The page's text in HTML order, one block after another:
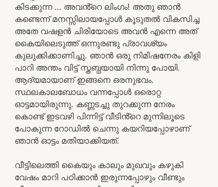
കിടക്കുന്ന … അവൻ്റെ ലിംഗം! അതു ഞാൻ
കണ്ടെന്ന് മനസ്സിലായപ്പോൾ കൂടുതൽ വികസിച്ച
അതേ വഷളൻ ചിരിയോടെ അവൻ എന്നെ അത്
കൈയിലെടുത്ത് ഒന്നുരണ്ടു പ്രാവശ്യം
കുലുക്കിക്കാണിച്ചു. ഞാൻ ഒരു നിമിഷനേരം കിളി
പാറി അന്തം വിട്ട് സ്തബ്ധയായി നിന്നു പോയി.
ആദ്യമായാണ് ഇങ്ങനെ ഒരനുഭവം.
സ്ഥലകാലബോധം വന്നപ്പോൾ ഒരൊറ്റ
ഓട്ടമായിരുന്നു. കണ്ണടച്ചു തുറക്കുന്ന നേരം
കൊണ്ട് ഇടവഴി പിന്നിട്ട് വീടിൻ്റെ മുന്നിലൂടെ
പോകുന്ന റോഡിൽ ചെന്നു കയറിയപ്പോഴാണ്
ഞാൻ ഓട്ടം മതിയാക്കിയത്.
വീട്ടിലെത്തി കൈയും കാലും മുഖവും കഴുകി
വേഷം മാറി പഠിക്കാൻ ഇരുന്നപ്പോഴും വീണ്ടും